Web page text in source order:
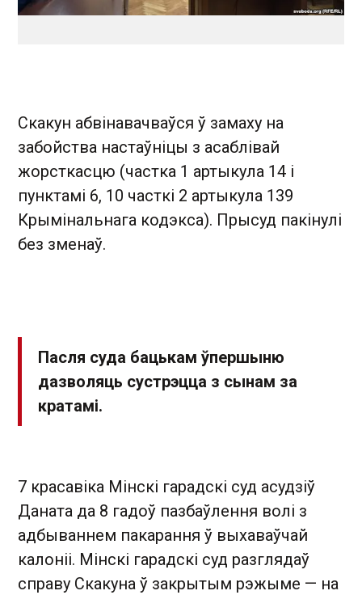
Скакун абвінавачваўся ў замаху на
забойства настаўніцы з асаблівай
жорсткасцю (частка 1 артыкула 14 і
пунктамі 6, 10 часткі 2 артыкула 139
Крымінальнага кодэкса). Прысуд пакінулі
без зменаў.
Пасля суда бацькам ўпершыню
дазволяць сустрэцца з сынам за
кратамі.
7 красавіка Мінскі гарадскі суд асудзіў
Даната да 8 гадоў пазбаўлення волі з
адбываннем пакарання ў выхаваўчай
калоніі. Мінскі гарадскі суд разглядаў
справу Скакуна ў закрытым рэжыме — на